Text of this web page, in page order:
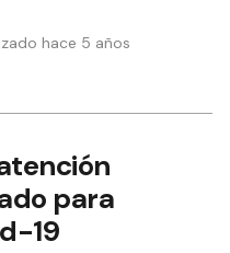
hace 5 años
para
19